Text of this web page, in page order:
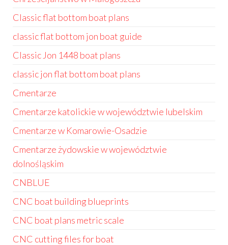
Classic flat bottom boat plans
classic flat bottom jon boat guide
Classic Jon 1448 boat plans
classic jon flat bottom boat plans
Cmentarze
Cmentarze katolickie w województwie lubelskim
Cmentarze w Komarowie-Osadzie
Cmentarze żydowskie w województwie
dolnośląskim
CNBLUE
CNC boat building blueprints
CNC boat plans metric scale
CNC cutting files for boat